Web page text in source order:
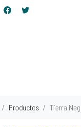
Productos Tierra